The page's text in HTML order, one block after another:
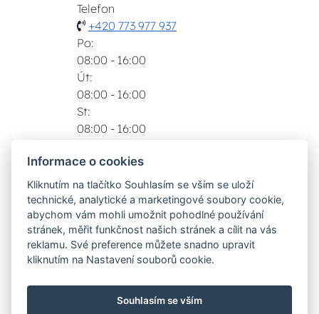
Telefon
+420 773 977 937
Po:
08:00 - 16:00
Út:
08:00 - 16:00
St:
08:00 - 16:00
08:00 - 16:00
Pá:
08:00 - 16:00
Zobrazit na mapě
Možnosti dopravy
Bezpečná a rychlá platba
Informace o cookies
Kliknutím na tlačítko Souhlasím se vším se uloží
technické, analytické a marketingové soubory cookie,
abychom vám mohli umožnit pohodlné používání
stránek, měřit funkčnost našich stránek a cílit na vás
reklamu. Své preference můžete snadno upravit
kliknutím na Nastavení souborů cookie.
Souhlasím se vším